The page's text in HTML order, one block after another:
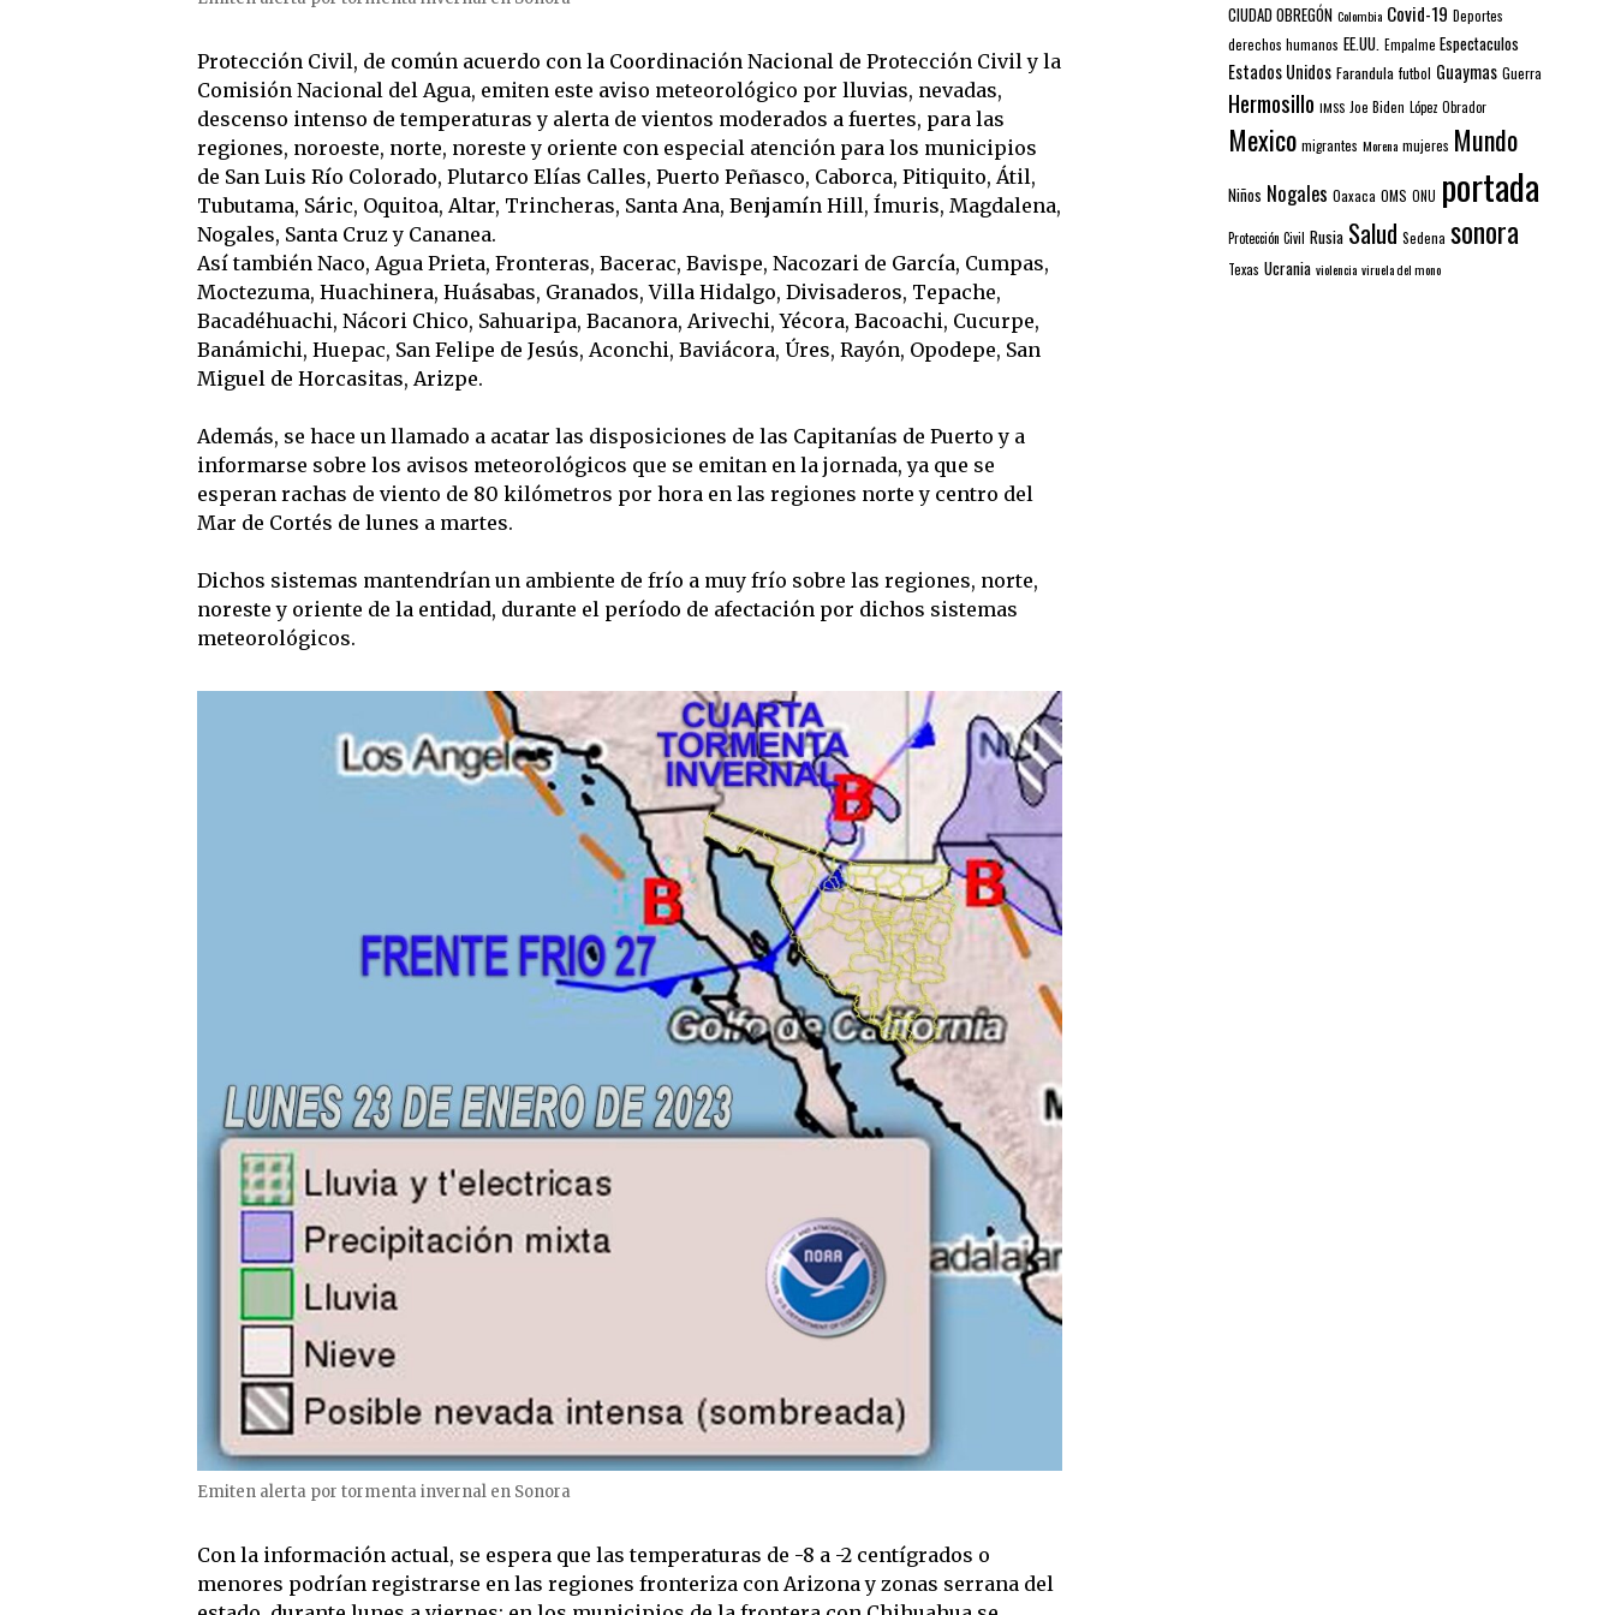
Protección Civil, de común acuerdo con la Coordinación Nacional de Protección Civil y la
Comisión Nacional del Agua, emiten este aviso meteorológico por lluvias, nevadas,
descenso intenso de temperaturas y alerta de vientos moderados a fuertes, para las
regiones, noroeste, norte, noreste y oriente con especial atención para los municipios
de San Luis Río Colorado, Plutarco Elías Calles, Puerto Peñasco, Caborca, Pitiquito, Átil,
Tubutama, Sáric, Oquitoa, Altar, Trincheras, Santa Ana, Benjamín Hill, Ímuris, Magdalena,
Nogales, Santa Cruz y Cananea.
Así también Naco, Agua Prieta, Fronteras, Bacerac, Bavispe, Nacozari de García, Cumpas,
Moctezuma, Huachinera, Huásabas, Granados, Villa Hidalgo, Divisaderos, Tepache,
Bacadéhuachi, Nácori Chico, Sahuaripa, Bacanora, Arivechi, Yécora, Bacoachi, Cucurpe,
Banámichi, Huepac, San Felipe de Jesús, Aconchi, Baviácora, Úres, Rayón, Opodepe, San
Miguel de Horcasitas, Arizpe.
Además, se hace un llamado a acatar las disposiciones de las Capitanías de Puerto y a
informarse sobre los avisos meteorológicos que se emitan en la jornada, ya que se
esperan rachas de viento de 80 kilómetros por hora en las regiones norte y centro del
Mar de Cortés de lunes a martes.
Dichos sistemas mantendrían un ambiente de frío a muy frío sobre las regiones, norte,
noreste y oriente de la entidad, durante el período de afectación por dichos sistemas
meteorológicos.
Emiten alerta por tormenta invernal en Sonora
Con la información actual, se espera que las temperaturas de -8 a -2 centígrados o
menores podrían registrarse en las regiones fronteriza con Arizona y zonas serrana del
CIUDAD OBREGÓN Colombia Covid-19 Deportes
derechos humanos EE.UU. Empalme Espectaculos
Estados Unidos Farandula futbol Guaymas Guerra
Hermosillo IMSS Joe Biden López Obrador
Mexico migrantes Morena mujeres Mundo
Niños Nogales Oaxaca OMS ONU portada
Protección Civil Rusia Salud Sedena sonora
Texas Ucrania violencia viruela del mono